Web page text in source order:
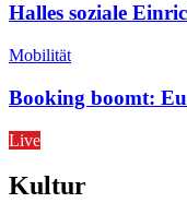
Halles soziale
Mobilität
Booking boomt:
Live
Kultur